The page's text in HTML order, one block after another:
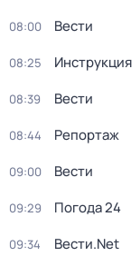
08:00 Вести
08:25 Инструкция
08:39 Вести
08:44 Репортаж
09:00 Вести
09:29 Погода 24
09:34 Вести.Net